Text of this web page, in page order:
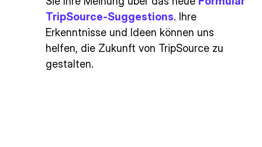
TripSource-Suggestions. Ihre
Erkenntnisse und Ideen können uns
helfen, die Zukunft von TripSource zu
gestalten.